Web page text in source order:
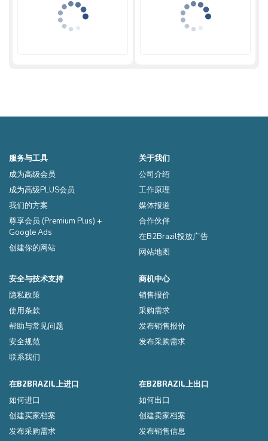
服务与工具
成为高级会员
成为高级PLUS会员
我们的方案
尊享会员 (Premium Plus) +
Google Ads
创建你的网站
关于我们
公司介绍
工作原理
媒体报道
合作伙伴
在B2Brazil投放广告
网站地图
安全与技术支持
隐私政策
使用条款
帮助与常见问题
安全规范
联系我们
商机中心
销售报价
采购需求
发布销售报价
发布采购需求
在B2BRAZIL上进口
如何进口
创建买家档案
发布采购需求
在B2BRAZIL上出口
如何出口
创建卖家档案
发布销售信息